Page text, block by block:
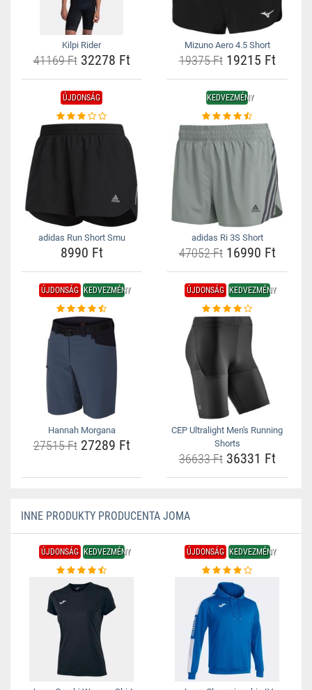
Kilpi Rider
41169 Ft32278 Ft
Mizuno Aero 4.5 Short
19375 Ft19215 Ft
ÚJDONSÁG
adidas Run Short Smu
8990 Ft
KEDVEZMÉNY
adidas Ri 3S Short
47052 Ft16990 Ft
ÚJDONSÁG KEDVEZMÉNY
Hannah Morgana
27515 Ft27289 Ft
ÚJDONSÁG KEDVEZMÉNY
CEP Ultralight Men's Running
Shorts
36633 Ft36331 Ft
INNE PRODUKTY PRODUCENTA JOMA
ÚJDONSÁG KEDVEZMÉNY ÚJDONSÁG KEDVEZMÉNY